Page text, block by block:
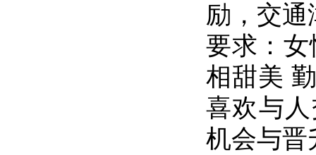
励，交通
要求：
相甜美
喜欢与
机会与晋